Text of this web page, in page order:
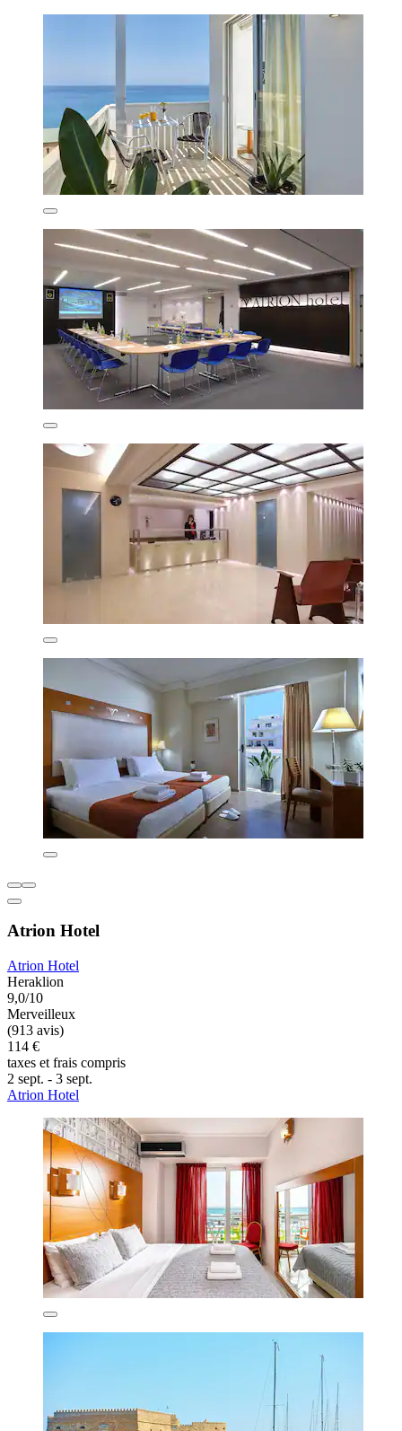
Atrion Hotel
Atrion Hotel
Heraklion
9,0/10
Merveilleux
(913 avis)
114 €
taxes et frais compris
2 sept. - 3 sept.
Atrion Hotel